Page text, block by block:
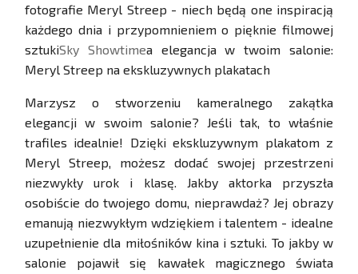
fotografie Meryl Streep - niech będą one inspiracją
każdego dnia i przypomnieniem o pięknie filmowej
sztukiSky Showtimea elegancja w twoim salonie:
Meryl Streep na ekskluzywnych plakatach
Marzysz o stworzeniu kameralnego zakątka
elegancji w swoim salonie? Jeśli tak, to właśnie
trafiles idealnie! Dzięki ekskluzywnym plakatom z
Meryl Streep, możesz dodać swojej przestrzeni
niezwykły urok i klasę. Jakby aktorka przyszła
osobiście do twojego domu, nieprawdaż? Jej obrazy
emanują niezwykłym wdziękiem i talentem - idealne
uzupełnienie dla miłośników kina i sztuki. To jakby w
salonie pojawił się kawałek magicznego świata